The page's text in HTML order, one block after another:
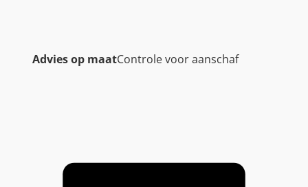
Advies op maatControle voor aanschaf